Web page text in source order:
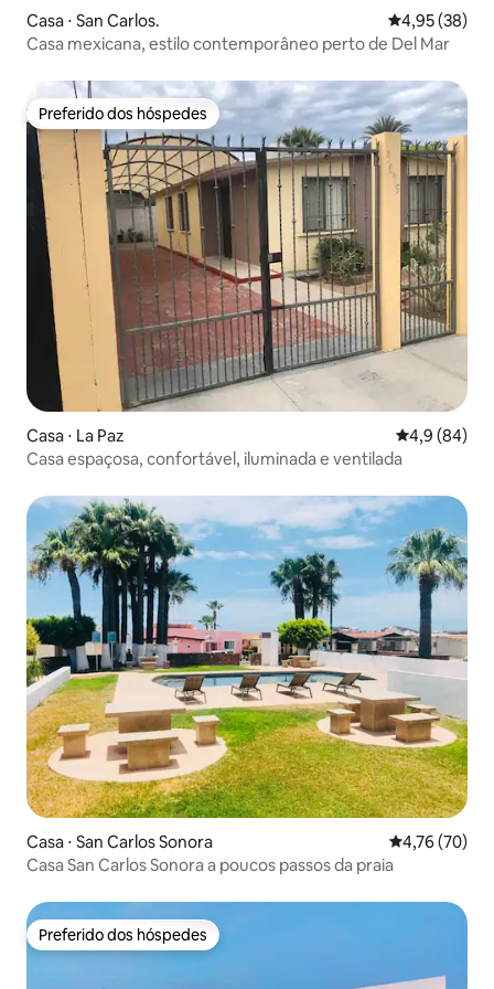
Casa ⋅ San Carlos. 4,95 de uma
4,95 (38)
Casa mexicana, estilo contemporâneo perto de Del Mar
Preferido dos hóspedes
Preferido dos hóspedes
Casa ⋅ La Paz 4,9 de uma
4,9 (84)
Casa espaçosa, confortável, iluminada e ventilada
Casa ⋅ San Carlos Sonora 4,76 de uma
4,76 (70)
Casa San Carlos Sonora a poucos passos da praia
Preferido dos hóspedes
Preferido dos hóspedes